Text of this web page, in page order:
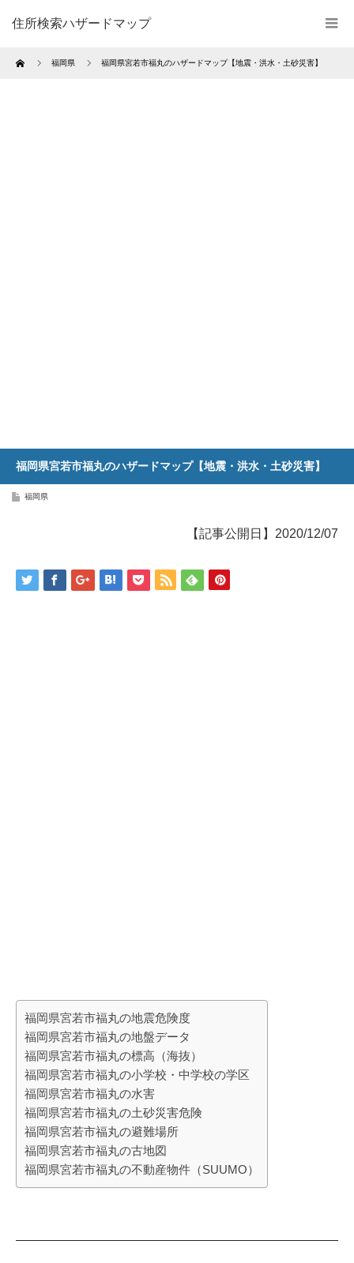
住所検索ハザードマップ
Home 福岡県 福岡県宮若市福丸のハザードマップ【地震・洪水・土砂災害】
福岡県宮若市福丸のハザードマップ【地震・洪水・土砂災害】
福岡県
【記事公開日】2020/12/07
福岡県宮若市福丸の地震危険度
福岡県宮若市福丸の地盤データ
福岡県宮若市福丸の標高（海抜）
福岡県宮若市福丸の小学校・中学校の学区
福岡県宮若市福丸の水害
福岡県宮若市福丸の土砂災害危険
福岡県宮若市福丸の避難場所
福岡県宮若市福丸の古地図
福岡県宮若市福丸の不動産物件（SUUMO）